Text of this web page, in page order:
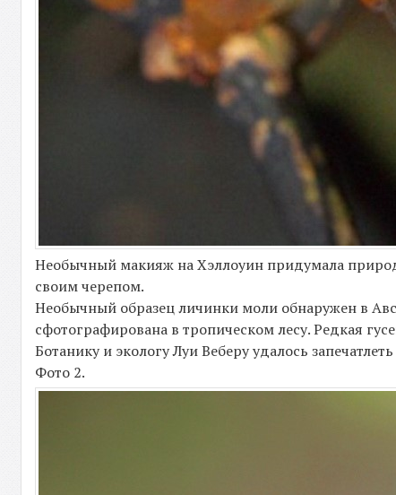
Необычный макияж на Хэллоуин придумала
своим черепом.
Необычный образец личинки моли обнаружен в
сфотографирована в тропическом лесу. Редкая
Ботанику и экологу Луи Веберу удалось
Фото 2.